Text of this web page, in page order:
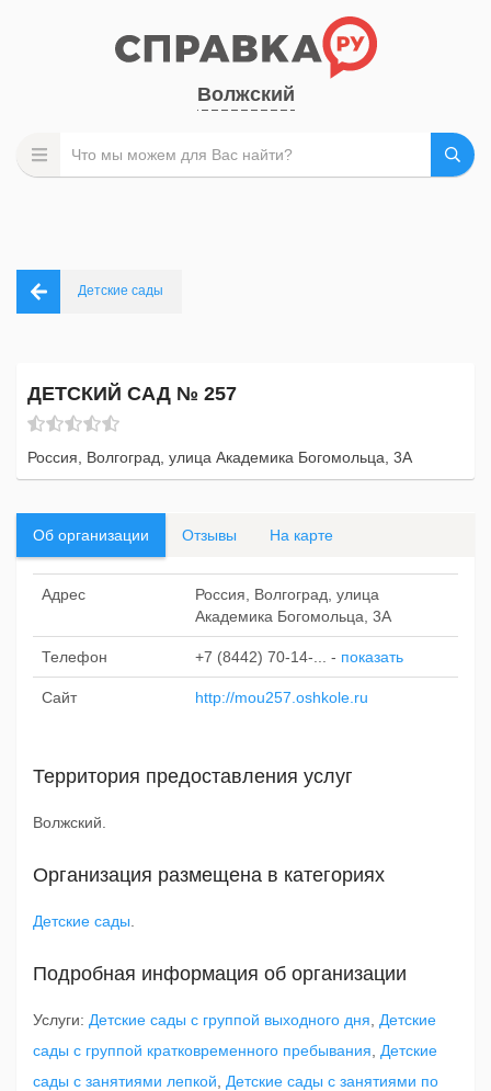
Волжский
Детские сады
ДЕТСКИЙ САД № 257
Россия, Волгоград, улица Академика Богомольца, 3А
Об организации Отзывы На карте
Адрес
Россия, Волгоград, улица
Академика Богомольца, 3А
Телефон +7 (8442) 70-14-... - показать
Сайт http://mou257.oshkole.ru
Территория предоставления услуг
Волжский.
Организация размещена в категориях
Детские сады
Подробная информация об организации
Услуги: Детские сады с группой выходного дня
Детские
сады с группой кратковременного пребывания
Детские
сады с занятиями лепкой
Детские сады с занятиями по